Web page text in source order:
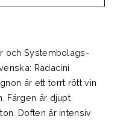
och Systembolags-
Radacini
är ett torrt rött vin
Färgen är djupt
Doften är intensiv